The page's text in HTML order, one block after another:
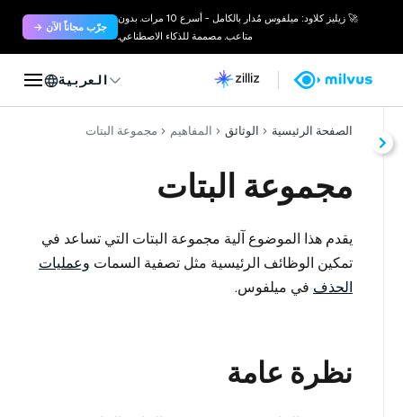
🚀 زيليز كلاود: ميلفوس مُدار بالكامل - أسرع 10 مرات. بدون
متاعب. مصممة للذكاء الاصطناعي.
جرّب مجاناً الآن →
العربية
الصفحة الرئيسية الوثائق المفاهيم مجموعة البتات
مجموعة البتات
يقدم هذا الموضوع آلية مجموعة البتات التي تساعد في
تمكين الوظائف الرئيسية مثل تصفية السمات وعمليات
الحذف في ميلفوس.
نظرة عامة